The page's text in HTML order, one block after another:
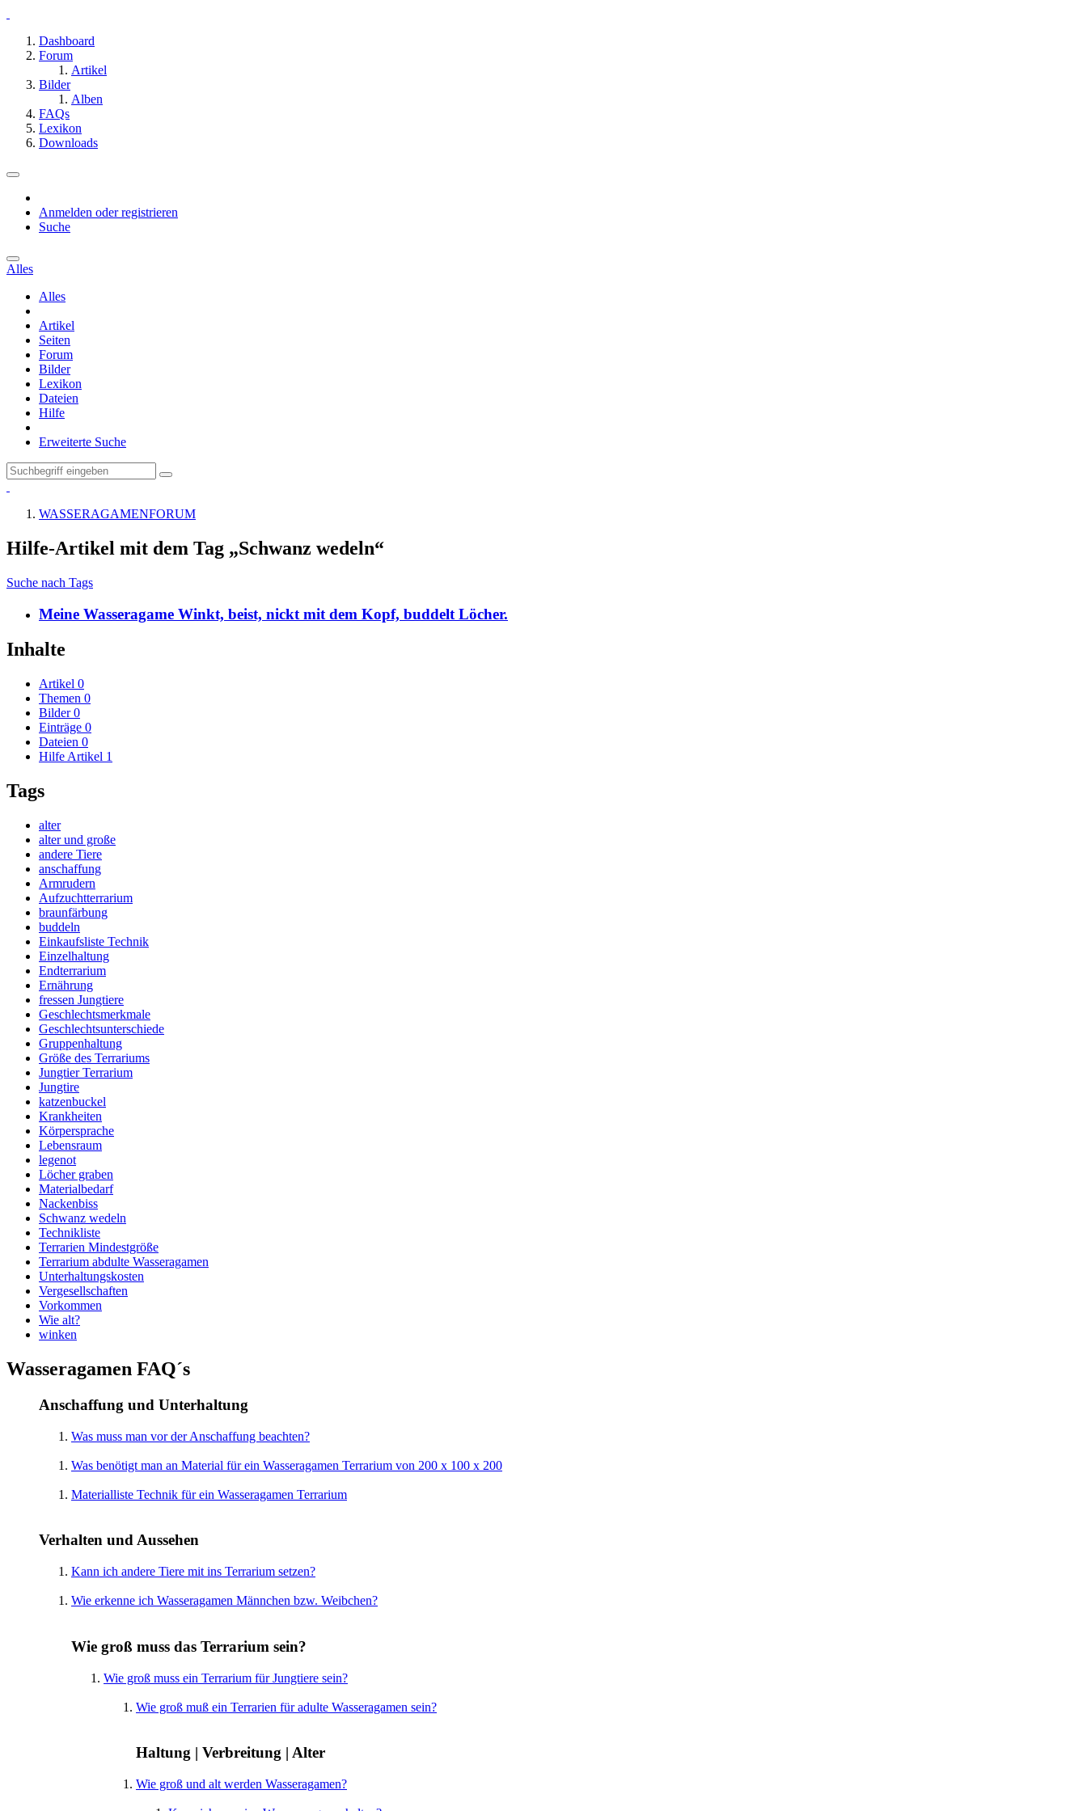
Dashboard
Forum
Artikel
Bilder
Alben
FAQs
Lexikon
Downloads
Anmelden oder registrieren
Suche
Alles
Alles
Artikel
Seiten
Forum
Bilder
Lexikon
Dateien
Hilfe
Erweiterte Suche
WASSERAGAMENFORUM
Hilfe-Artikel mit dem Tag „Schwanz wedeln“
Suche nach Tags
Meine Wasseragame Winkt, beist, nickt mit dem Kopf, buddelt Löcher.
Inhalte
Artikel 0
Themen 0
Bilder 0
Einträge 0
Dateien 0
Hilfe Artikel 1
Tags
alter
alter und große
andere Tiere
anschaffung
Armrudern
Aufzuchtterrarium
braunfärbung
buddeln
Einkaufsliste Technik
Einzelhaltung
Endterrarium
Ernährung
fressen Jungtiere
Geschlechtsmerkmale
Geschlechtsunterschiede
Gruppenhaltung
Größe des Terrariums
Jungtier Terrarium
Jungtire
katzenbuckel
Krankheiten
Körpersprache
Lebensraum
legenot
Löcher graben
Materialbedarf
Nackenbiss
Schwanz wedeln
Technikliste
Terrarien Mindestgröße
Terrarium abdulte Wasseragamen
Unterhaltungskosten
Vergesellschaften
Vorkommen
Wie alt?
winken
Wasseragamen FAQ´s
Anschaffung und Unterhaltung
Was muss man vor der Anschaffung beachten?
Was benötigt man an Material für ein Wasseragamen Terrarium von 200 x 100 x 200
Materialliste Technik für ein Wasseragamen Terrarium
Verhalten und Aussehen
Kann ich andere Tiere mit ins Terrarium setzen?
Wie erkenne ich Wasseragamen Männchen bzw. Weibchen?
Wie groß muss das Terrarium sein?
Wie groß muss ein Terrarium für Jungtiere sein?
Wie groß muß ein Terrarien für adulte Wasseragamen sein?
Haltung | Verbreitung | Alter
Wie groß und alt werden Wasseragamen?